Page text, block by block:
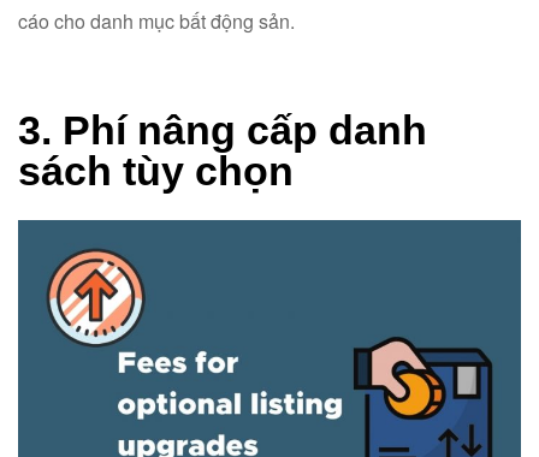
cáo cho danh mục bất động sản.
3. Phí nâng cấp danh
sách tùy chọn